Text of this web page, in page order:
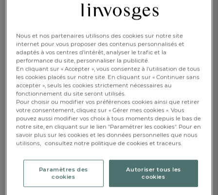
FR DE
AT
T-shirt manches longues
Réf : 995350401
Imprimé fleuri
En savoir +
36/38 40/42 44/46
48/50
Nous et nos partenaires utilisons des cookies sur notre site
internet pour vous proposer des contenus personnalisés et
adaptés à vos centres d’intérêt, analyser le trafic et la
performance du site, personnaliser la publicité.
En cliquant sur « Accepter », vous consentez à l'utilisation de tous
les cookies placés sur notre site. En cliquant sur « Continuer sans
accepter », seuls les cookies strictement nécessaires au
fonctionnement du site seront utilisés.
Pour choisir ou modifier vos préférences cookies ainsi que retirer
votre consentement, cliquez sur « Gérer mes cookies ». Vous
pouvez aussi modifier vos choix à tous moments depuis le bas de
notre site, en cliquant sur le lien "Paramétrer les cookies". Pour en
savoir plus sur les cookies et les données personnelles que nous
utilisons, consultez notre politique de cookies et traceurs.
Paramètres des
cookies
Autoriser tous les
cookies